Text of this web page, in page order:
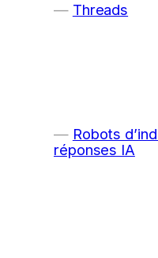
Threads
Robots
réponses IA